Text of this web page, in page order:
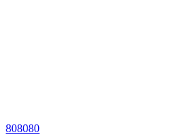
808080